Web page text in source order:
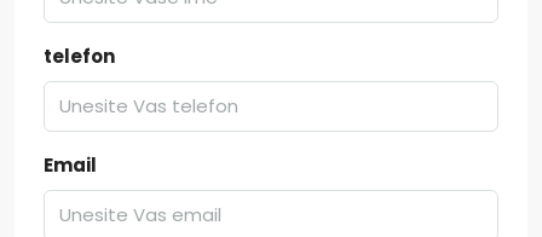
telefon
Email